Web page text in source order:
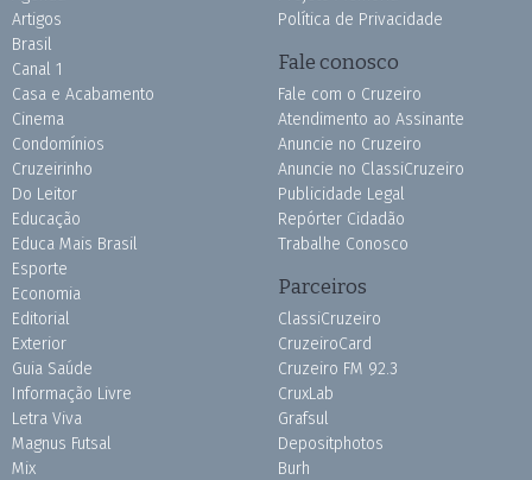
Artigos
Brasil
Canal 1
Casa e Acabamento
Cinema
Condomínios
Cruzeirinho
Do Leitor
Educação
Educa Mais Brasil
Esporte
Economia
Editorial
Exterior
Guia Saúde
Informação Livre
Letra Viva
Magnus Futsal
Mix
Política de Privacidade
Fale conosco
Fale com o Cruzeiro
Atendimento ao Assinante
Anuncie no Cruzeiro
Anuncie no ClassiCruzeiro
Publicidade Legal
Repórter Cidadão
Trabalhe Conosco
Parceiros
ClassiCruzeiro
CruzeiroCard
Cruzeiro FM 92.3
CruxLab
Grafsul
Depositphotos
Burh